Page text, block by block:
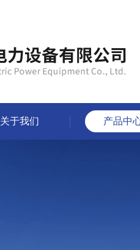
关于我们 产品中